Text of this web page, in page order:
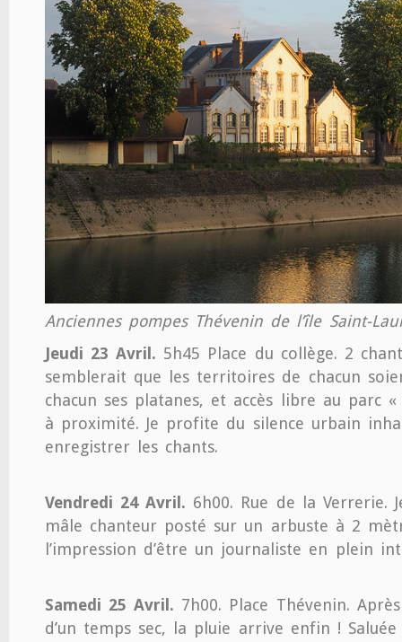
Anciennes pompes Thévenin de l’île Saint-
Jeudi 23 Avril. 5h45 Place du collège. 2
semblerait que les territoires de chacun
chacun ses platanes, et accès libre au parc
à proximité. Je profite du silence urbain
enregistrer les chants.
Vendredi 24 Avril. 6h00. Rue de la Verrerie.
mâle chanteur posté sur un arbuste à 2
l’impression d’être un journaliste en plein
Samedi 25 Avril. 7h00. Place Thévenin.
d’un temps sec, la pluie arrive enfin !